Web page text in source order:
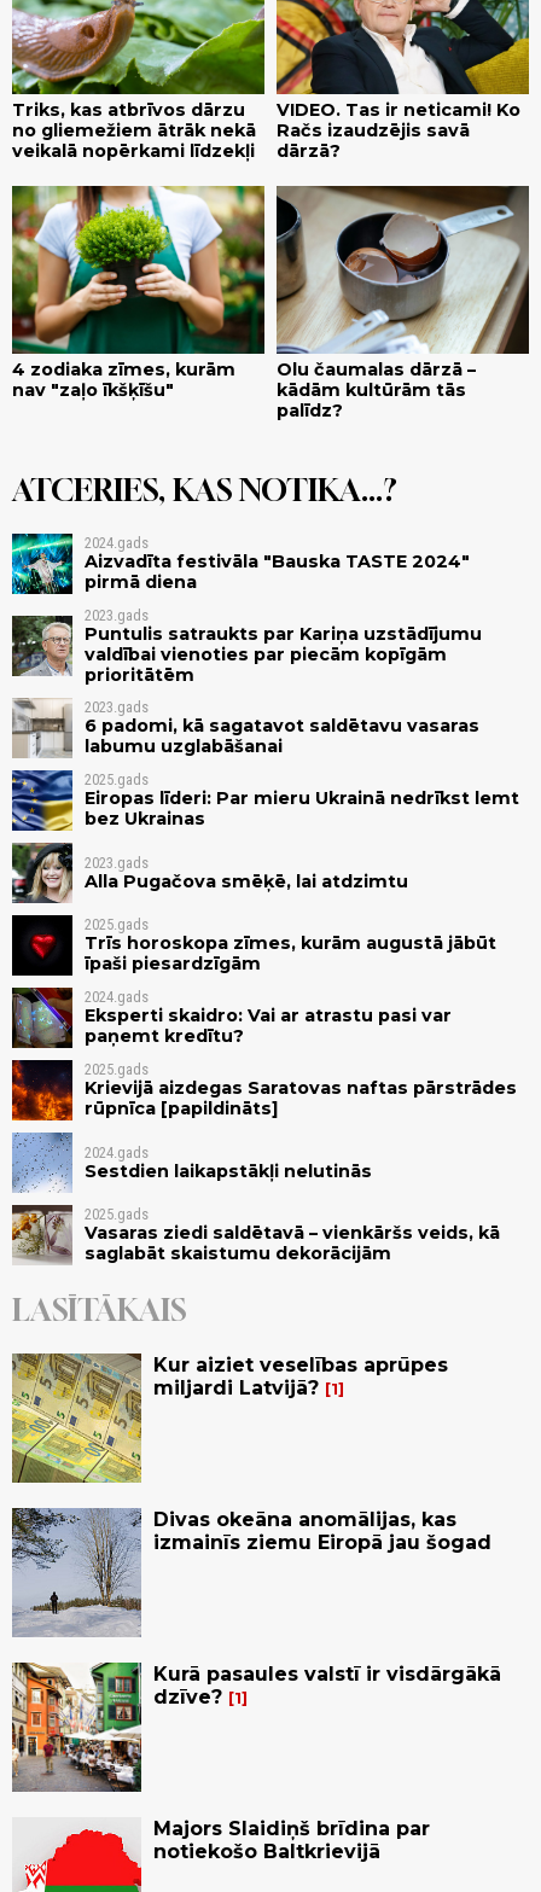
Triks, kas atbrīvos dārzu
no gliemežiem ātrāk nekā
veikalā nopērkami līdzekļi
VIDEO. Tas ir neticami! Ko
Račs izaudzējis savā
dārzā?
4 zodiaka zīmes, kurām
nav "zaļo īkšķīšu"
Olu čaumalas dārzā –
kādām kultūrām tās
palīdz?
ATCERIES, KAS NOTIKA...?
2024.gads
Aizvadīta festivāla "Bauska TASTE 2024"
pirmā diena
2023.gads
Puntulis satraukts par Kariņa uzstādījumu
valdībai vienoties par piecām kopīgām
prioritātēm
2023.gads
6 padomi, kā sagatavot saldētavu vasaras
labumu uzglabāšanai
2025.gads
Eiropas līderi: Par mieru Ukrainā nedrīkst lemt
bez Ukrainas
2023.gads
Alla Pugačova smēķē, lai atdzimtu
2025.gads
Trīs horoskopa zīmes, kurām augustā jābūt
īpaši piesardzīgām
2024.gads
Eksperti skaidro: Vai ar atrastu pasi var
paņemt kredītu?
2025.gads
Krievijā aizdegas Saratovas naftas pārstrādes
rūpnīca [papildināts]
2024.gads
Sestdien laikapstākļi nelutinās
2025.gads
Vasaras ziedi saldētavā – vienkāršs veids, kā
saglabāt skaistumu dekorācijām
LASĪTĀKAIS
Kur aiziet veselības aprūpes
miljardi Latvijā?
1
Divas okeāna anomālijas, kas
izmainīs ziemu Eiropā jau šogad
Kurā pasaules valstī ir visdārgākā
dzīve?
1
Majors Slaidiņš brīdina par
notiekošo Baltkrievijā